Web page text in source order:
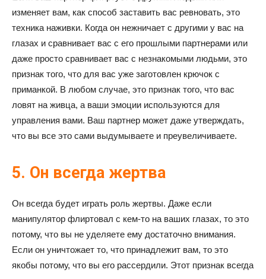
изменяет вам, как способ заставить вас ревновать, это
техника наживки. Когда он нежничает с другими у вас на
глазах и сравнивает вас с его прошлыми партнерами или
даже просто сравнивает вас с незнакомыми людьми, это
признак того, что для вас уже заготовлен крючок с
приманкой. В любом случае, это признак того, что вас
ловят на живца, а ваши эмоции используются для
управления вами. Ваш партнер может даже утверждать,
что вы все это сами выдумываете и преувеличиваете.
5. Он всегда жертва
Он всегда будет играть роль жертвы. Даже если
манипулятор флиртовал с кем-то на ваших глазах, то это
потому, что вы не уделяете ему достаточно внимания.
Если он уничтожает то, что принадлежит вам, то это
якобы потому, что вы его рассердили. Этот признак всегда